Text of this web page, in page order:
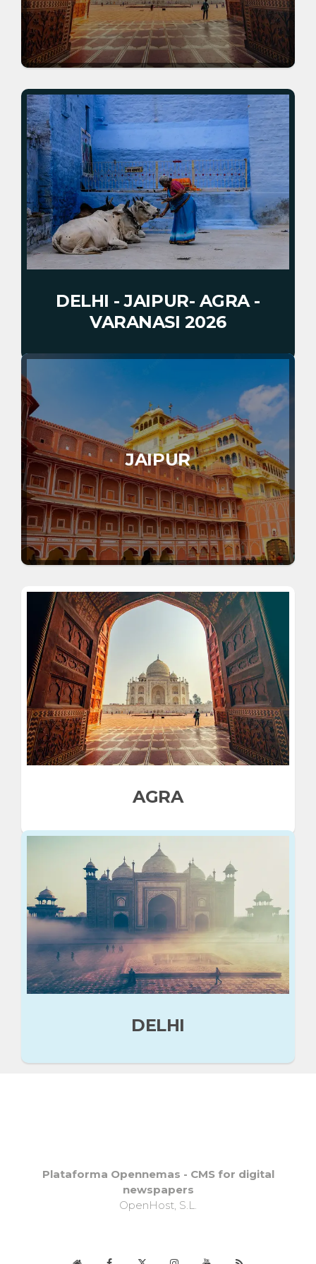
DELHI - JAIPUR- AGRA -
VARANASI 2026
"DELHI - JAIPUR- AGRA - VARANASI"
JAIPUR
AGRA
DELHI
Plataforma Opennemas - CMS for digital
newspapers
OpenHost, S.L.